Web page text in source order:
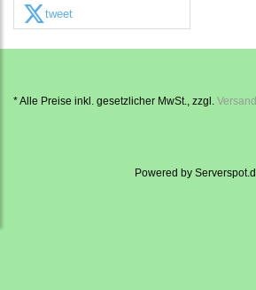
tweet
* Alle Preise inkl. gesetzlicher MwSt., zzgl.
Powered by